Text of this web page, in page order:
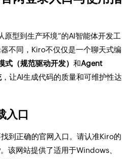
原型到生产环境”的AI智能体开发工
不同，Kiro不仅仅是一个聊天式编
式（规范驱动开发）和Agent
，让AI生成代码的质量和可维护性达
入口
到正确的官网入口。请认准Kiro的
。该网站提供了适用于Windows、